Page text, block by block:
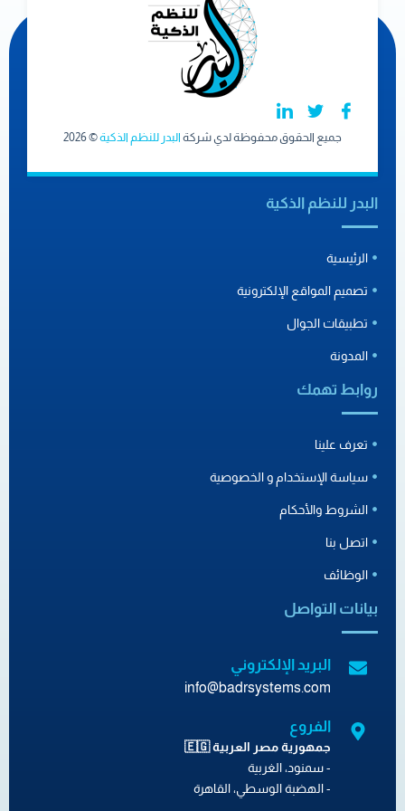
جميع الحقوق محفوظة لدي شركة البدر للنظم الذكية© 2026
البدر للنظم الذكية
الرئيسية
تصميم المواقع الإلكترونية
تطبيقات الجوال
المدونة
روابط تهمك
تعرف علينا
سياسة الإستخدام و الخصوصية
الشروط والأحكام
اتصل بنا
الوظائف
بيانات التواصل
البريد الإلكتروني
info@badrsystems.com
الفروع
جمهورية مصر العربية 🇪🇬
- سمنود، الغربية
- الهضبة الوسطي، القاهرة